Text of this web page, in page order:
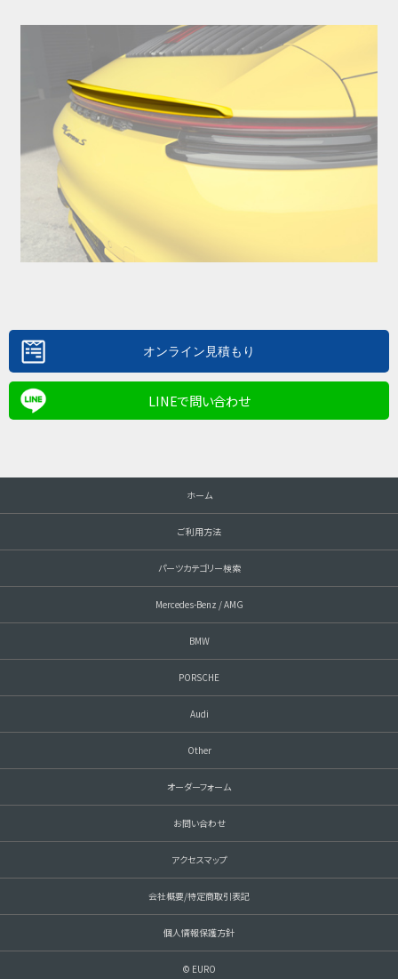
LINEで問い合わせ
ホーム
ご利用方法
パーツカテゴリー検索
Mercedes-Benz / AMG
BMW
PORSCHE
Audi
Other
オーダーフォーム
お問い合わせ
アクセスマップ
会社概要/特定商取引表記
個人情報保護方針
© EURO